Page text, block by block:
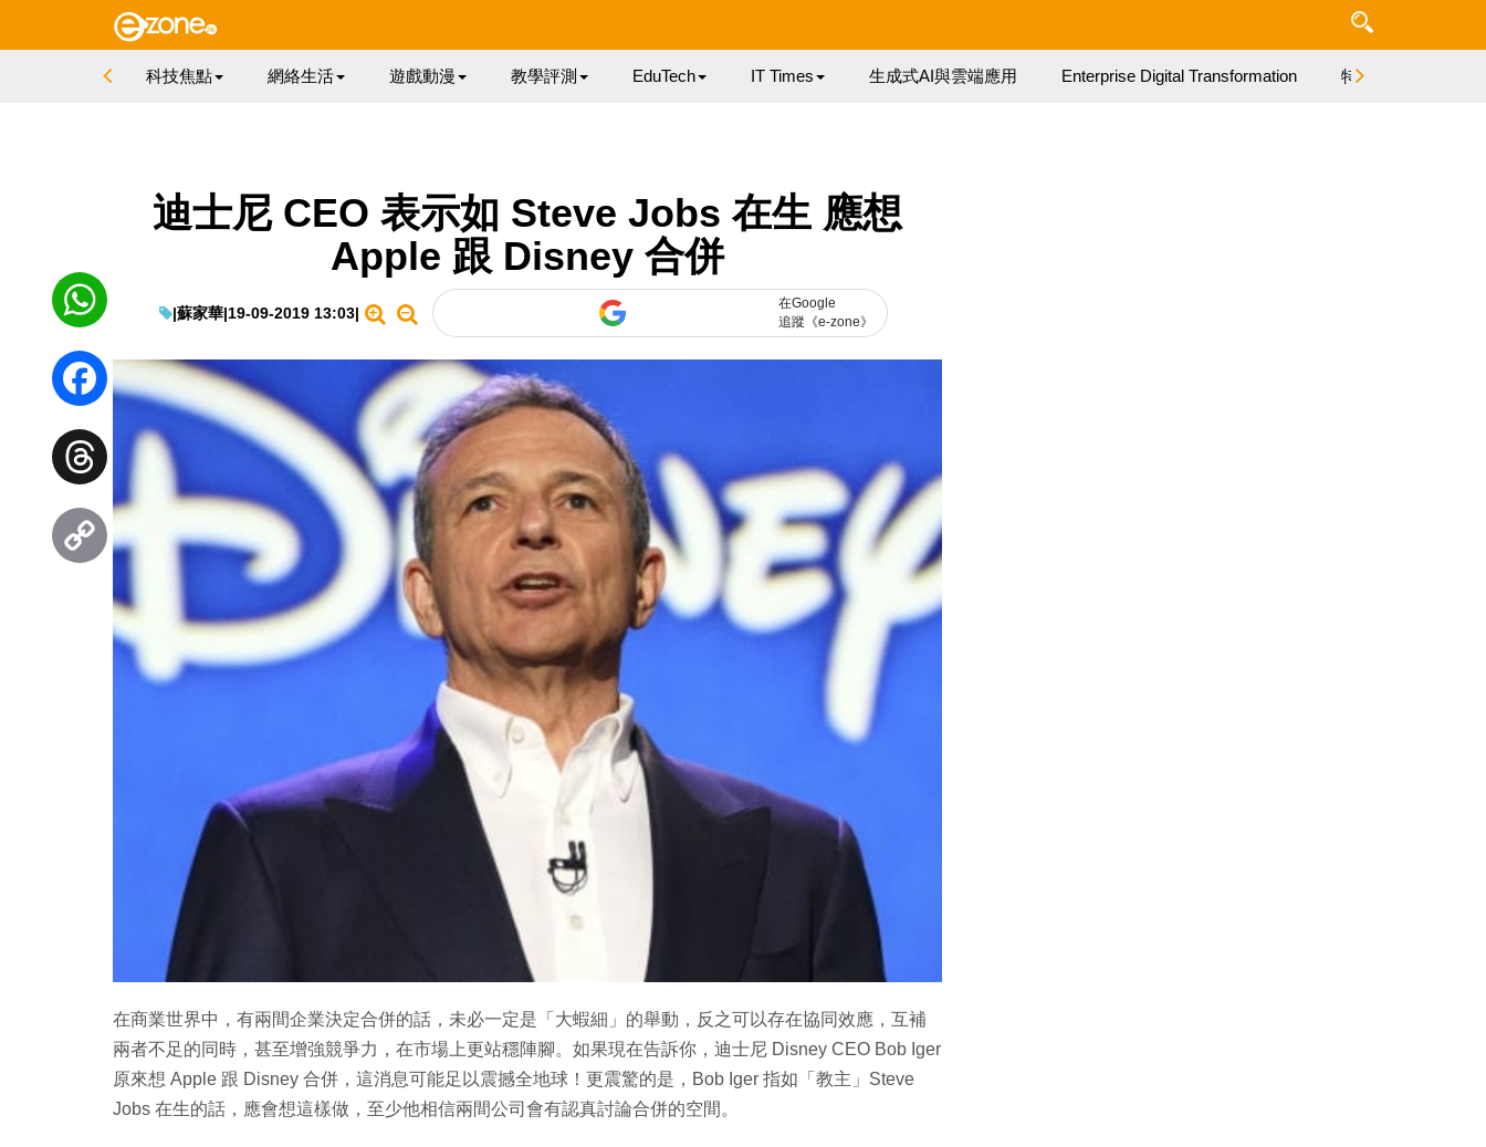
科技焦點 網絡生活 遊戲動漫 教學評測 EduTech IT Times 生成式AI與雲端應用 Enterprise Digital Transformation 特集
迪士尼 CEO 表示如 Steve Jobs 在生 應想
Apple 跟 Disney 合併
|蘇家華|19-09-2019 13:03|
在Google
追蹤《e-zone》
在商業世界中，有兩間企業決定合併的話，未必一定是「大蝦細」的舉動，反之可以存在協同效應，互補
兩者不足的同時，甚至增強競爭力，在市場上更站穩陣腳。如果現在告訴你，迪士尼 Disney CEO Bob Iger
原來想 Apple 跟 Disney 合併，這消息可能足以震撼全地球！更震驚的是，Bob Iger 指如「教主」Steve
Jobs 在生的話，應會想這樣做，至少他相信兩間公司會有認真討論合併的空間。
WhatsApp
Facebook
Threads
Copy
Link